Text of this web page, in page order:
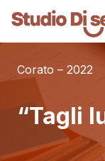
Corato – 2022
“Tagli